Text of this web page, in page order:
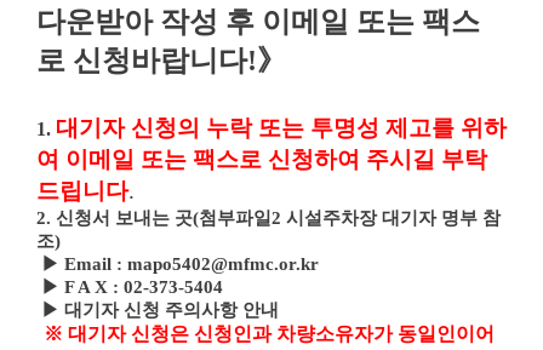
다운받아 작성 후 이메일 또는 팩스
로 신청바랍니다!》
1. 대기자 신청의 누락 또는 투명성 제고를 위하
여 이메일 또는 팩스로 신청하여 주시길 부탁
드립니다.
2. 신청서 보내는 곳(첨부파일2 시설주차장 대기자 명부 참
조)
▶ Email : mapo5402@mfmc.or.kr
▶ F A X : 02-373-5404
▶ 대기자 신청 주의사항 안내
※ 대기자 신청은 신청인과 차량소유자가 동일인이어